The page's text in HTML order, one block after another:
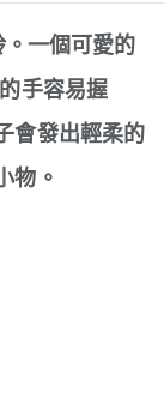
一個可愛的
手容易握
會發出輕柔的
物。